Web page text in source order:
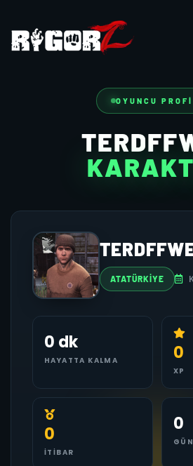
OYUNCU
ATATÜRKİYE
0 dk
HAYATTA KALMA 0
XP
0
İTIBAR
0